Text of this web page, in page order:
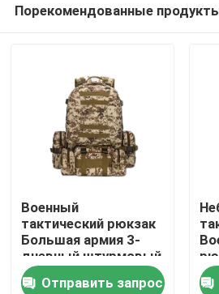
Домой
Порекомендованные
Военный
тактический рюкзак
Большая армия 3-
дневный штурмовый
пакет
Отправить запрос